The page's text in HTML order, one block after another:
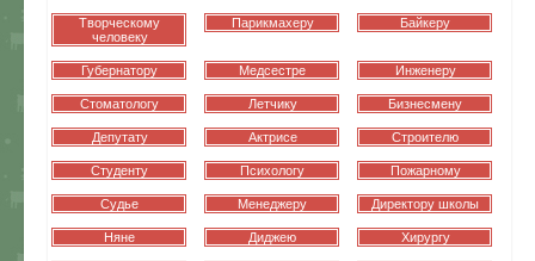
Творческому
человеку
Парикмахеру Байкеру
Губернатору Медсестре Инженеру
Стоматологу Летчику Бизнесмену
Депутату Актрисе Строителю
Студенту Психологу Пожарному
Судье Менеджеру Директору школы
Няне Диджею Хирургу